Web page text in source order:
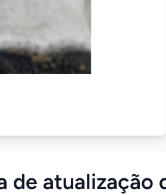
de atualização